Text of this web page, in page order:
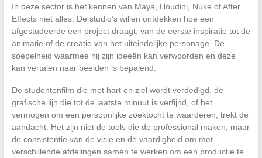
In deze sector is het kennen van Maya, Houdini, Nuke of After
Effects niet alles. De studio’s willen ontdekken hoe een
afgestudeerde een project draagt, van de eerste inspiratie tot de
animatie of de creatie van het uiteindelijke personage. De
soepelheid waarmee hij zijn ideeën kan verwoorden en deze
kan vertalen naar beelden is bepalend.
De studentenfilm die met hart en ziel wordt verdedigd, de
grafische lijn die tot de laatste minuut is verfijnd, of het
vermogen om een persoonlijke zoektocht te waarderen, trekt de
aandacht. Het zijn niet de tools die de professional maken, maar
de consistentie van de visie en de vaardigheid om met
verschillende afdelingen samen te werken om een productie te